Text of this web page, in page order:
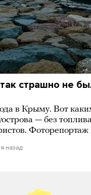
страшно не
в Крыму. Вот
— без
Фоторепортаж
назад